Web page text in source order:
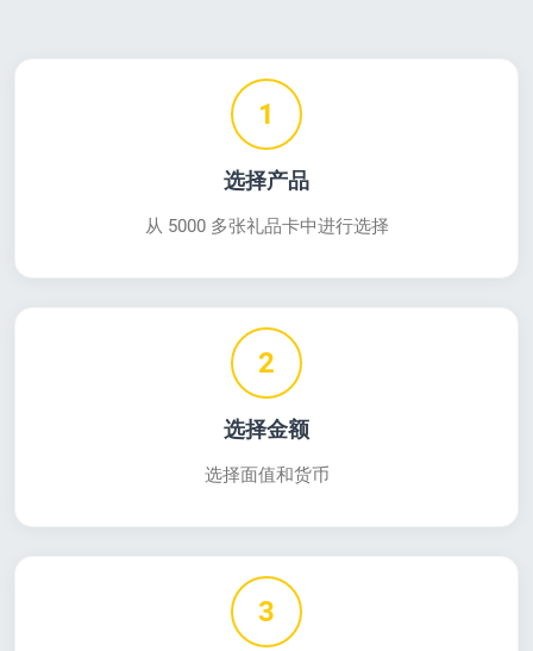
1
选择产品
从 5000 多张礼品卡中进行选择
2
选择金额
选择面值和货币
3